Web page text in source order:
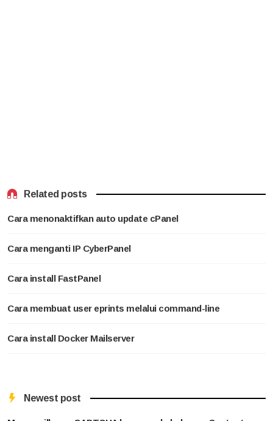
Related posts
Cara menonaktifkan auto update cPanel
Cara menganti IP CyberPanel
Cara install FastPanel
Cara membuat user eprints melalui command-line
Cara install Docker Mailserver
Newest post